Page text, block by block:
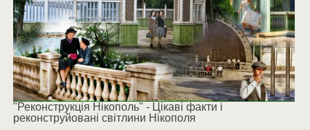
"Реконструкція Нікополь" - Цікаві факти і
реконструйовані світлини Нікополя